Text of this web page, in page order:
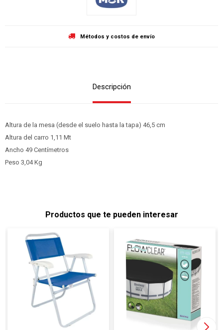
Métodos y costos de envío
Descripción
Altura de la mesa (desde el suelo hasta la tapa) 46,5 cm
Altura del carro 1,11 Mt
Ancho 49 Centímetros
Peso 3,04 Kg
Productos que te pueden interesar